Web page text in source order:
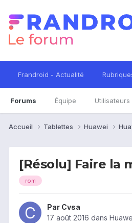
Frandroid - Actualité
Forums Équipe
Accueil Tablettes Huawei
[Résolu] Faire la
rom
Par Cvsa
17 août 2016 dans